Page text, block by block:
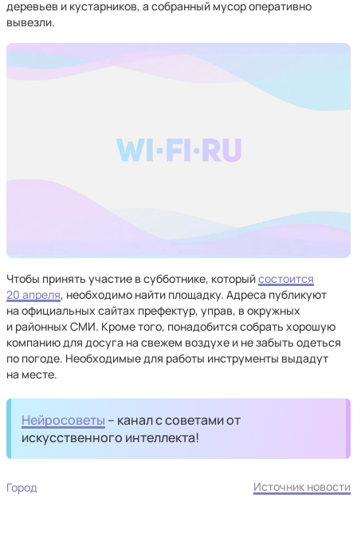
деревьев и кустарников, а собранный мусор оперативно
вывезли.
Чтобы принять участие в субботнике, которыйсостоится
20 апреля, необходимо найти площадку. Адреса публикуют
на официальных сайтах префектур, управ, в окружных
и районных СМИ. Кроме того, понадобится собрать хорошую
компанию для досуга на свежем воздухе и не забыть одеться
по погоде. Необходимые для работы инструменты выдадут
на месте.
Нейросоветы – канал с советами от
искусственного интеллекта!
Город Источник новости